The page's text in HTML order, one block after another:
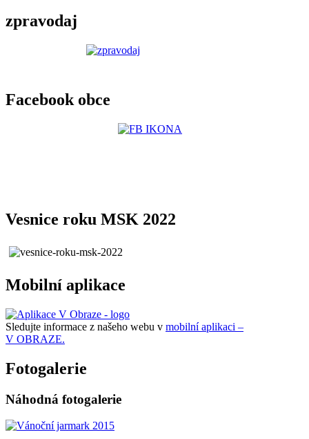
zpravodaj
Facebook obce
Vesnice roku MSK 2022
Mobilní aplikace
Sledujte informace z našeho webu v mobilní aplikaci –
V OBRAZE.
Fotogalerie
Náhodná fotogalerie